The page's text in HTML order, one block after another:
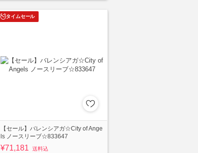
タイムセール
【セール】バレンシアガ☆City of Ange
ls ノースリーブ☆833647
¥71,181
送料込